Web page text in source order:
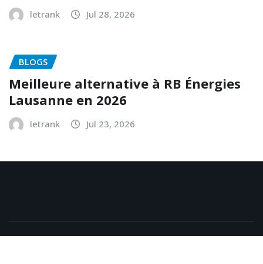
letrank Jul 28, 2026
BLOGS
Meilleure alternative à RB Énergies
Lausanne en 2026
letrank Jul 23, 2026